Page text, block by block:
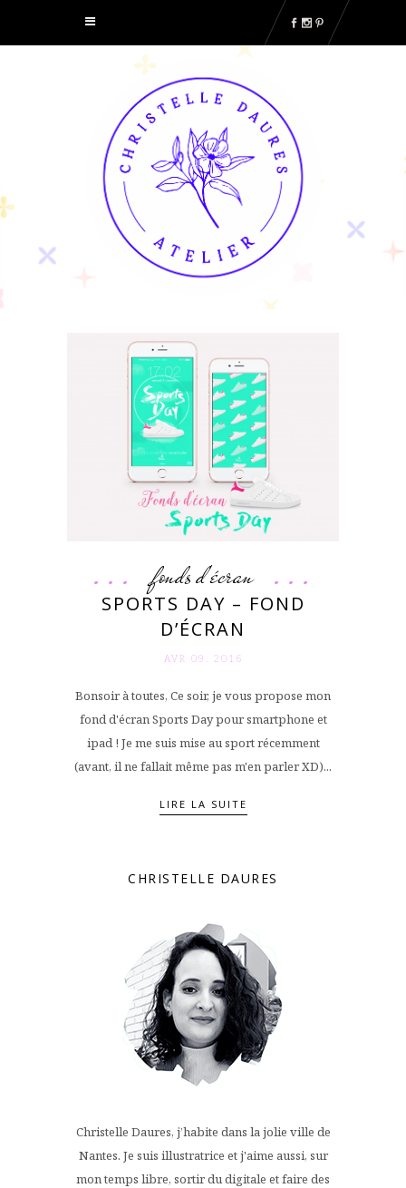
fonds d'écran
SPORTS DAY – FOND
D’ÉCRAN
AVR 09. 2016
Bonsoir à toutes, Ce soir, je vous propose mon
fond d'écran Sports Day pour smartphone et
ipad ! Je me suis mise au sport récemment
(avant, il ne fallait même pas m'en parler XD)...
LIRE LA SUITE
CHRISTELLE DAURES
Christelle Daures, j’habite dans la jolie ville de
Nantes. Je suis illustratrice et j'aime aussi, sur
mon temps libre, sortir du digitale et faire des